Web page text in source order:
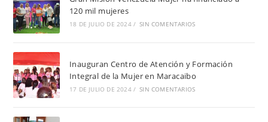
120 mil mujeres
18 DE JULIO DE 2024 / SIN COMENTARIOS
Inauguran Centro de Atención y Formación
Integral de la Mujer en Maracaibo
17 DE JULIO DE 2024 / SIN COMENTARIOS